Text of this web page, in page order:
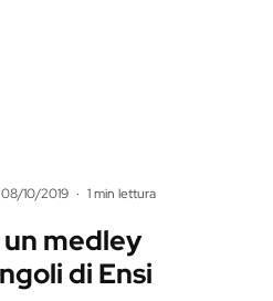
08/10/2019 · 1 min lettura
medley
di Ensi